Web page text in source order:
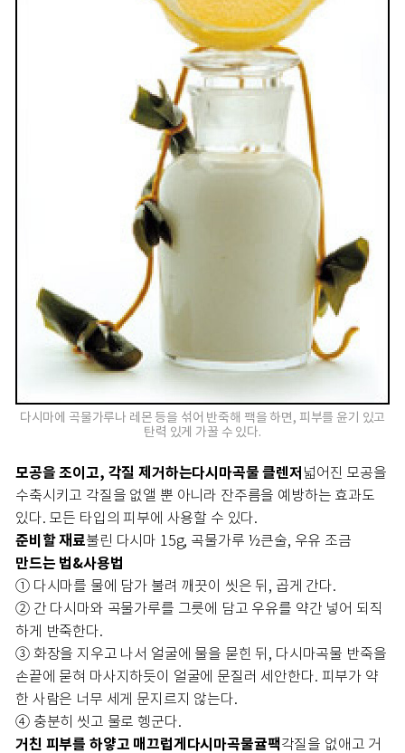
다시마에 곡물가루나 레몬 등을 섞어 반죽해 팩을 하면, 피부를 윤기 있고
탄력 있게 가꿀 수 있다.
모공을 조이고, 각질 제거하는다시마곡물 클렌저 넓어진 모공을
수축시키고 각질을 없앨 뿐 아니라 잔주름을 예방하는 효과도
있다. 모든 타입의 피부에 사용할 수 있다.
준비할 재료불린 다시마 15g, 곡물가루 ½큰술, 우유 조금
만드는 법&사용법
① 다시마를 물에 담가 불려 깨끗이 씻은 뒤, 곱게 간다.
② 간 다시마와 곡물가루를 그릇에 담고 우유를 약간 넣어 되직
하게 반죽한다.
③ 화장을 지우고 나서 얼굴에 물을 묻힌 뒤, 다시마곡물 반죽을
손끝에 묻혀 마사지하듯이 얼굴에 문질러 세안한다. 피부가 약
한 사람은 너무 세게 문지르지 않는다.
④ 충분히 씻고 물로 헹군다.
거친 피부를 하얗고 매끄럽게 다시마곡물귤팩각질을 없애고 거